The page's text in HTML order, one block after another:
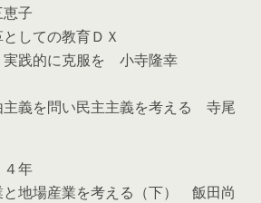
子
しての教育ＤＸ
践的に克服を 小寺隆幸
主義を問い民主主義を考える 寺尾
年
と地場産業を考える（下） 飯田尚